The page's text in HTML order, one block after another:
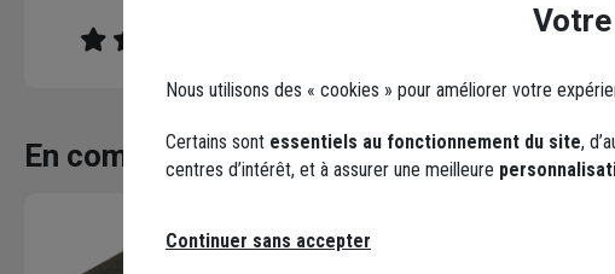
En complément
Nous utilisons des « cookies » pour améliorer votre
Certains sont essentiels au fonctionnement du site,
centres d’intérêt, et à assurer une meilleure
Continuer sans accepter